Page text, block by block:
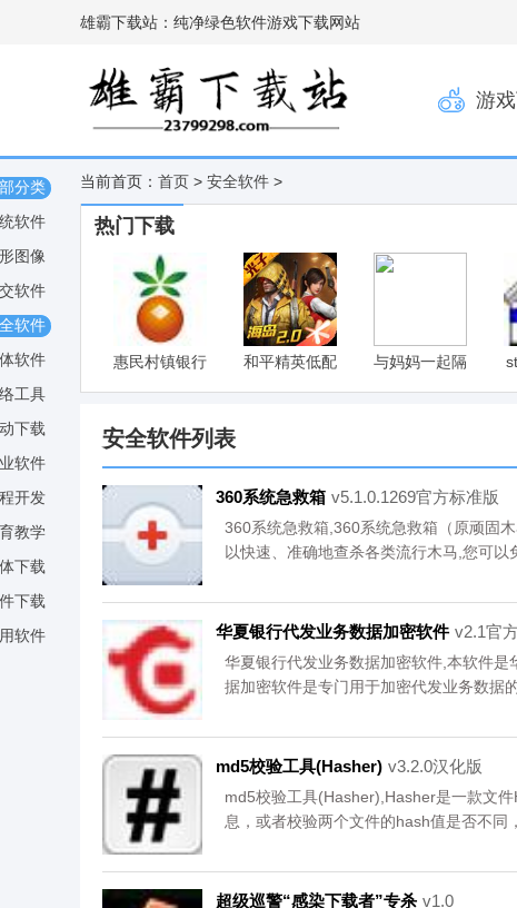
雄霸下载站：纯净绿色软件游戏下载网站
游
当前首页： 首页 > 安全软件 >
热门下载
惠民村镇银行
网银助手
和平精英低配
版
与妈妈一起隔
离V6最新版
安全软件列表
360系统急救箱 v5.1.0.1269官方标准版
360系统急救箱,360系统急救箱（原顽固
以快速、准确地查杀各类流行木马,您可以
华夏银行代发业务数据加密软件 v2.1官
华夏银行代发业务数据加密软件,本软件
据加密软件是专门用于加密代发业务数据
md5校验工具(Hasher) v3.2.0汉化版
md5校验工具(Hasher),Hasher是一款文
息，或者校验两个文件的hash值是否不同
超级巡警“感染下载者”专杀 v1.0
分类
软件
图像
软件
软件
软件
工具
下载
软件
开发
教学
下载
下载
软件